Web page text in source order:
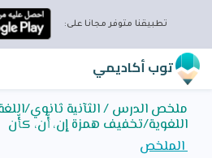
تطبيقنا متوفر مجانا على:
توب أكاديمي
ملخص الدرس / الثآنية ثانوي/اللغة
اللغوية/تخفيف همزة إن، أّن، كأّن
الملخص